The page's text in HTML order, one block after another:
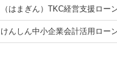
（はまぎん）TKC経営支援ロー
けんしん中小企業会計活用ロー